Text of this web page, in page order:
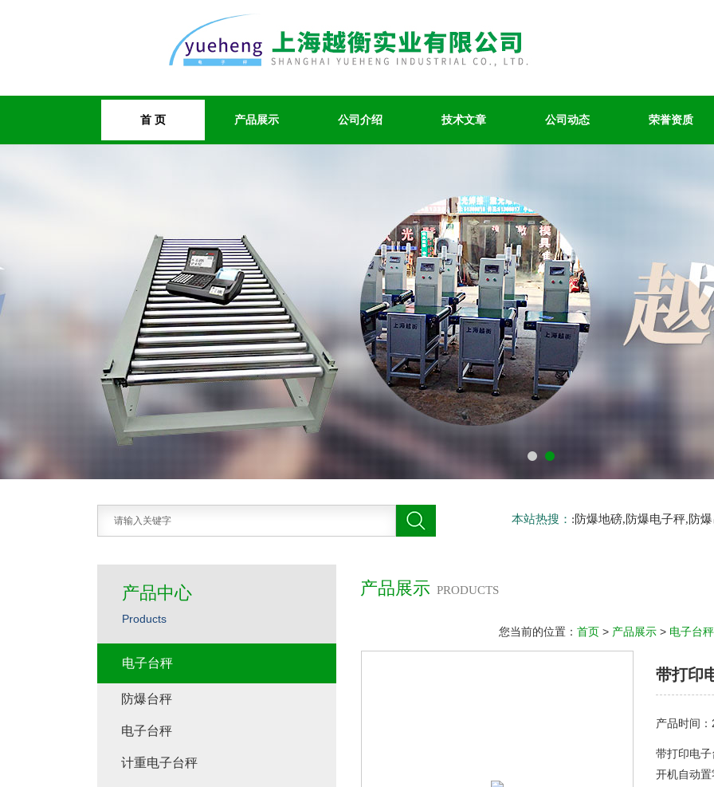
首 页 产品展示 公司介绍 技术文章 公司动态 荣誉资质
本站热搜： :防爆地磅,防爆电子秤,防
产品展示 PRODUCTS
您当前的位置： 首页 > 产品展示 > 电子台秤
带打印
产品时间
带打印电
开机自动
产品中心
Products
电子台秤
防爆台秤
电子台秤
计重电子台秤